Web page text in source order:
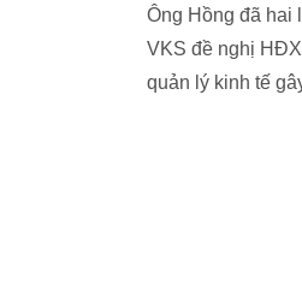
Ông Hồng đã hai
VKS đề nghị
quản lý kinh tế